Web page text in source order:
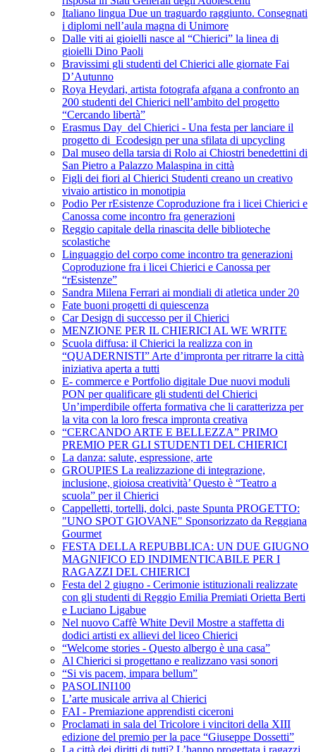
Italiano lingua Due un traguardo raggiunto. Consegnati
i diplomi nell’aula magna di Unimore
Dalle viti ai gioielli nasce al “Chierici” la linea di
gioielli Dino Paoli
Bravissimi gli studenti del Chierici alle giornate Fai
D’Autunno
Roya Heydari, artista fotografa afgana a confronto an
200 studenti del Chierici nell’ambito del progetto
“Cercando libertà”
Erasmus Day del Chierici - Una festa per lanciare il
progetto di Ecodesign per una sfilata di upcycling
Dal museo della tarsia di Rolo ai Chiostri benedettini di
San Pietro a Palazzo Malaspina in città
Figli dei fiori al Chierici Studenti creano un creativo
vivaio artistico in monotipia
Podio Per rEsistenze Coproduzione fra i licei Chierici e
Canossa come incontro fra generazioni
Reggio capitale della rinascita delle biblioteche
scolastiche
Linguaggio del corpo come incontro tra generazioni
Coproduzione fra i licei Chierici e Canossa per
“rEsistenze”
Sandra Milena Ferrari ai mondiali di atletica under 20
Fate buoni progetti di quiescenza
Car Design di successo per il Chierici
MENZIONE PER IL CHIERICI AL WE WRITE
Scuola diffusa: il Chierici la realizza con in
“QUADERNISTI” Arte d’impronta per ritrarre la città
iniziativa aperta a tutti
E- commerce e Portfolio digitale Due nuovi moduli
PON per qualificare gli studenti del Chierici
Un’imperdibile offerta formativa che li caratterizza per
la vita con la loro fresca impronta creativa
“CERCANDO ARTE E BELLEZZA” PRIMO
PREMIO PER GLI STUDENTI DEL CHIERICI
La danza: salute, espressione, arte
GROUPIES La realizzazione di integrazione,
inclusione, gioiosa creatività’ Questo è “Teatro a
scuola” per il Chierici
Cappelletti, tortelli, dolci, paste Spunta PROGETTO:
"UNO SPOT GIOVANE" Sponsorizzato da Reggiana
Gourmet
FESTA DELLA REPUBBLICA: UN DUE GIUGNO
MAGNIFICO ED INDIMENTICABILE PER I
RAGAZZI DEL CHIERICI
Festa del 2 giugno - Cerimonie istituzionali realizzate
con gli studenti di Reggio Emilia Premiati Orietta Berti
e Luciano Ligabue
Nel nuovo Caffè White Devil Mostre a staffetta di
dodici artisti ex allievi del liceo Chierici
“Welcome stories - Questo albergo è una casa”
Al Chierici si progettano e realizzano vasi sonori
“Si vis pacem, impara bellum”
PASOLINI100
L’arte musicale arriva al Chierici
FAI - Premiazione apprendisti ciceroni
Proclamati in sala del Tricolore i vincitori della XIII
edizione del premio per la pace “Giuseppe Dossetti”